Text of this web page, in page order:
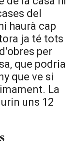
del
haurà cap
ja té tots
per
que podria
que ve si
La
uns 12